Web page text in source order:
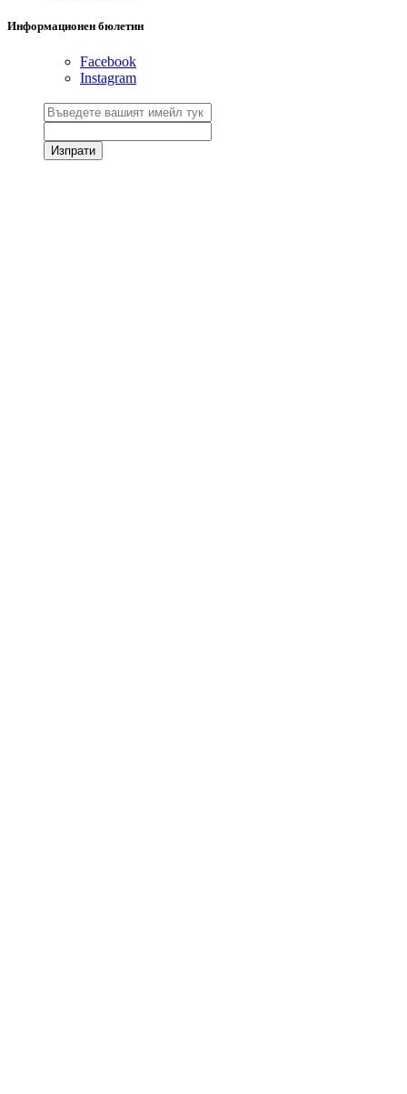
Информационен бюлетин
Facebook
Instagram